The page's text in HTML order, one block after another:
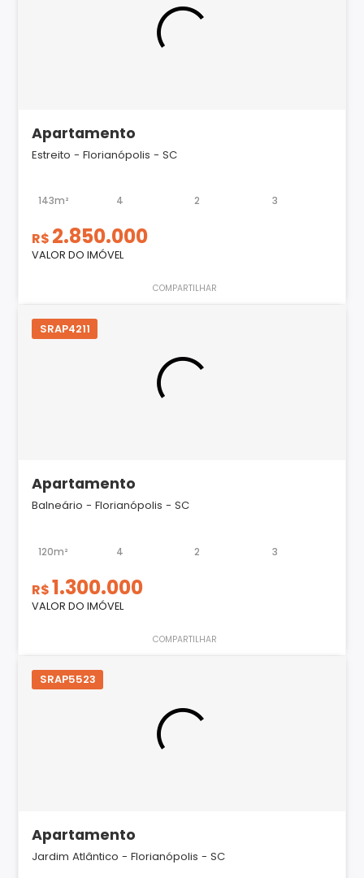
Apartamento
Estreito - Florianópolis - SC
143m² 4 2 3
R$ 2.850.000
VALOR DO IMÓVEL
COMPARTILHAR
SRAP4211
Apartamento
Balneário - Florianópolis - SC
120m² 4 2 3
R$1.300.000
VALOR DO IMÓVEL
COMPARTILHAR
SRAP5523
Apartamento
Jardim Atlântico - Florianópolis - SC